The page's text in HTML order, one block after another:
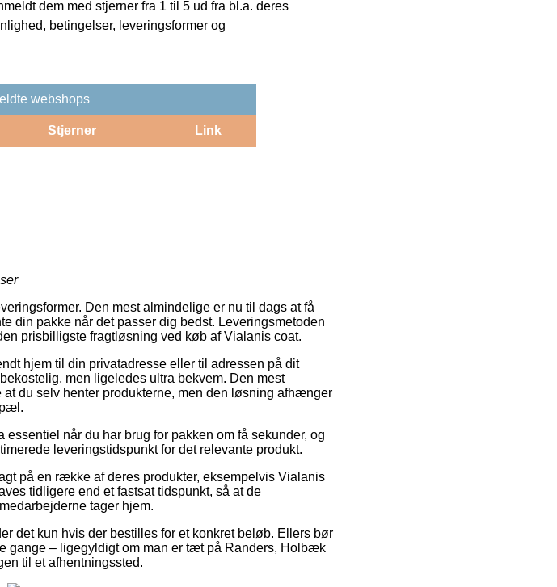
dem med stjerner fra 1 til 5 ud fra bl.a. deres
betingelser, leveringsformer og
webshops
Stjerner Link
Den mest almindelige er nu til dags at få
din pakke når det passer dig bedst. Leveringsmetoden
prisbilligste fragtløsning ved køb af Vialanis coat.
hjem til din privatadresse eller til adressen på dit
men ligeledes ultra bekvem. Den mest
du selv henter produkterne, men den løsning afhænger
når du har brug for pakken om få sekunder, og
leveringstidspunkt for det relevante produkt.
på en række af deres produkter, eksempelvis Vialanis
tidligere end et fastsat tidspunkt, så at de
tager hjem.
det kun hvis der bestilles for et konkret beløb. Ellers bør
gange – ligegyldigt om man er tæt på Randers, Holbæk
til et afhentningssted.